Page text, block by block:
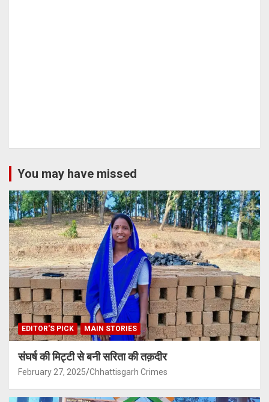
You may have missed
EDITOR'S PICK MAIN STORIES
संघर्ष की मिट्टी से बनी सरिता की तक़दीर
February 27, 2025 Chhattisgarh Crimes